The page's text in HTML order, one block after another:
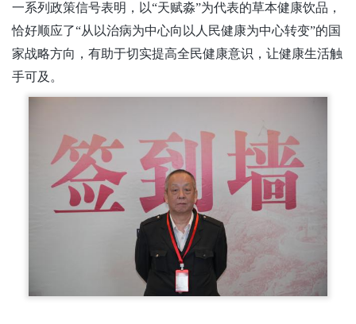
一系列政策信号表明，以“天赋淼”为代表的草本健康饮品，
恰好顺应了“从以治病为中心向以人民健康为中心转变”的国
家战略方向，有助于切实提高全民健康意识，让健康生活触
手可及。